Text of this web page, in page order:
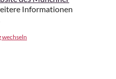
Informationen
wechseln